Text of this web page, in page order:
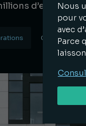
d’euros
05.06.2026
Nous
pour
avec
Parce